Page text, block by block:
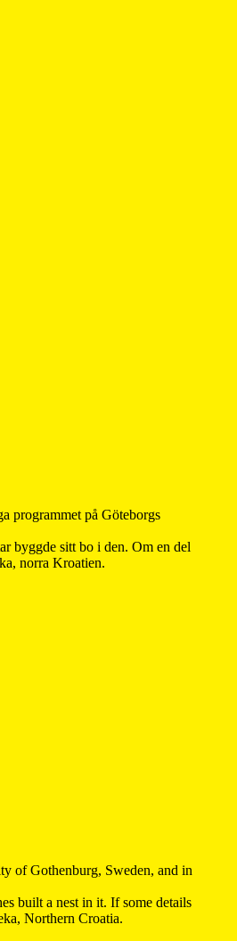
programmet på Göteborgs
byggde sitt bo i den. Om en del
norra Kroatien.
of Gothenburg, Sweden, and in
built a nest in it. If some details
Northern Croatia.